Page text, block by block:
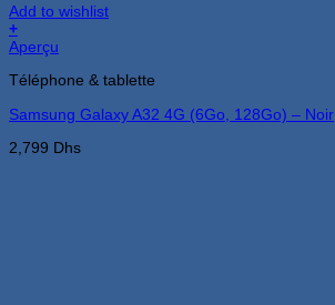
Add to wishlist
+
Aperçu
Téléphone & tablette
Samsung Galaxy A32 4G (6Go, 128Go) – Noir
2,799 Dhs